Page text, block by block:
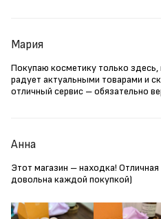
Мария
Покупаю косметику только здесь,
радует актуальными товарами и
отличный сервис – обязательно
Анна
Этот магазин – находка!
довольна каждой покупкой)